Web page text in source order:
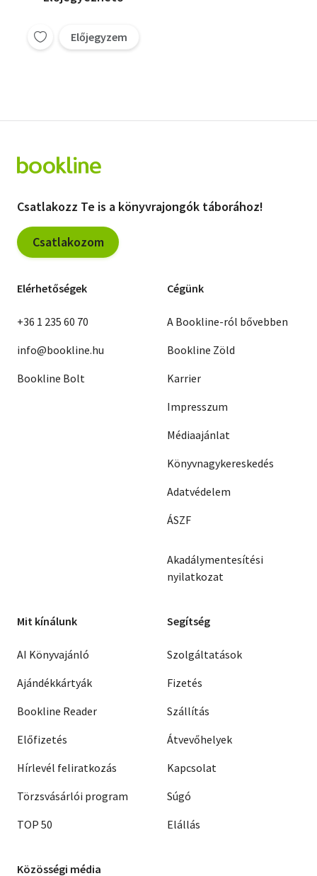
Előjegyzem
Csatlakozz Te is a könyvrajongók táborához!
Csatlakozom
Elérhetőségek
+36 1 235 60 70
info@bookline.hu
Bookline Bolt
Cégünk
A Bookline-ról bővebben
Bookline Zöld
Karrier
Impresszum
Médiaajánlat
Könyvnagykereskedés
Adatvédelem
ÁSZF
Akadálymentesítési
nyilatkozat
Mit kínálunk
AI Könyvajánló
Ajándékkártyák
Bookline Reader
Előfizetés
Hírlevél feliratkozás
Törzsvásárlói program
TOP 50
Segítség
Szolgáltatások
Fizetés
Szállítás
Átvevőhelyek
Kapcsolat
Súgó
Elállás
Közösségi média